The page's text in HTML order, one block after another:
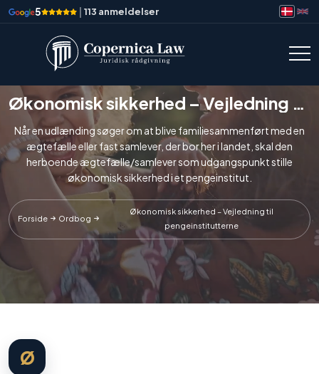
5 | 113 anmeldelser
Økonomisk sikkerhed – Vejledning til pengeinstitutterne
Når en udlænding søger om at blive familiesammenført med en
ægtefælle eller fast samlever, der bor her i landet, skal den
herboende ægtefælle/samlever som udgangspunkt stille
økonomisk sikkerhed i et pengeinstitut.
Forside Ordbog
Økonomisk sikkerhed – Vejledning til
pengeinstitutterne
Ø